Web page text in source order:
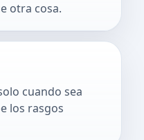
otra cosa.
cuando sea
los rasgos